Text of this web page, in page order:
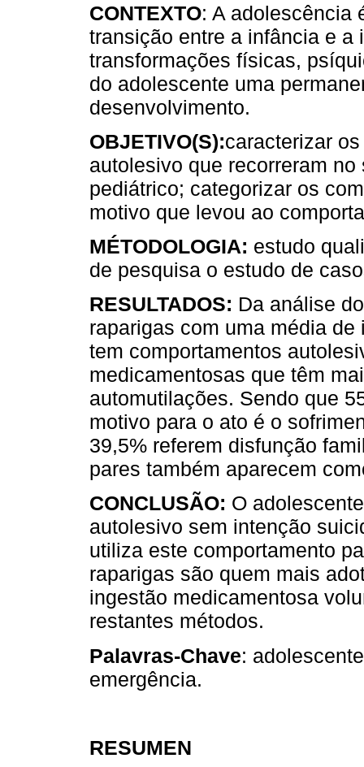
CONTEXTO: A adolescência
transição entre a infância e a
transformações físicas,
do adolescente uma
desenvolvimento.
OBJETIVO(S):caracterizar
autolesivo que recorreram
pediátrico; categorizar os
motivo que levou ao
MÉTODOLOGIA: estudo
de pesquisa o estudo de
RESULTADOS: Da análise
raparigas com uma média
tem comportamentos
medicamentosas que têm
automutilações. Sendo que
motivo para o ato é o
39,5% referem disfunção
pares também aparecem
CONCLUSÃO: O
autolesivo sem intenção
utiliza este comportamento
raparigas são quem mais
ingestão medicamentosa
restantes métodos.
Palavras-Chave:
emergência.
RESUMEN